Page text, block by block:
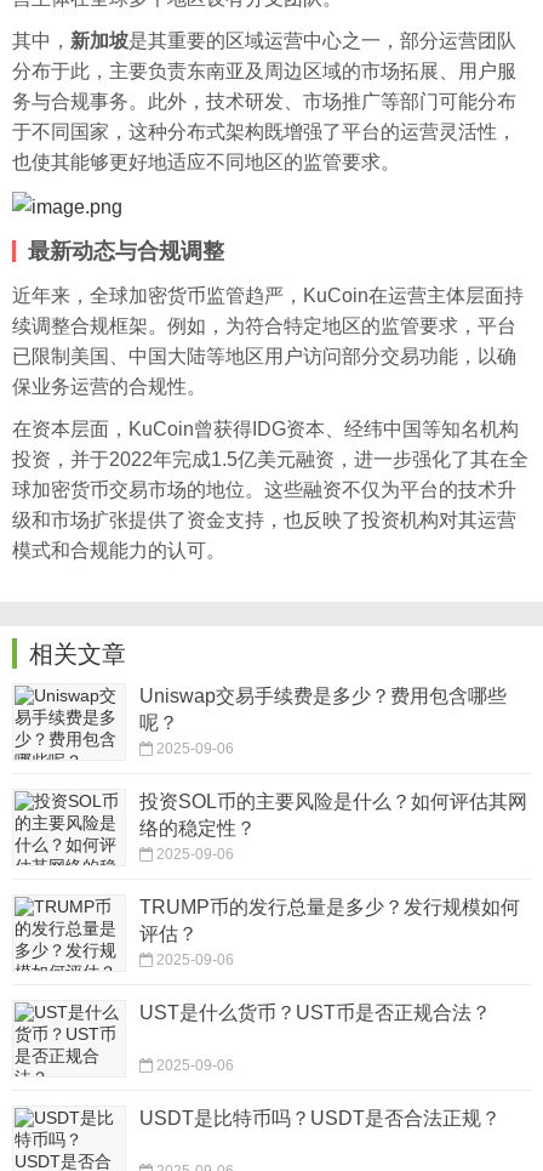
其中， 新加坡是其重要的区域运营中心之一，部分运营团队
分布于此，主要负责东南亚及周边区域的市场拓展、用户服
务与合规事务。此外，技术研发、市场推广等部门可能分布
于不同国家，这种分布式架构既增强了平台的运营灵活性，
也使其能够更好地适应不同地区的监管要求。
最新动态与合规调整
近年来，全球加密货币监管趋严，KuCoin在运营主体层面持
续调整合规框架。例如，为符合特定地区的监管要求，平台
已限制美国、中国大陆等地区用户访问部分交易功能，以确
保业务运营的合规性。
在资本层面，KuCoin曾获得IDG资本、经纬中国等知名机构
投资，并于2022年完成1.5亿美元融资，进一步强化了其在全
球加密货币交易市场的地位。这些融资不仅为平台的技术升
级和市场扩张提供了资金支持，也反映了投资机构对其运营
模式和合规能力的认可。
相关文章
Uniswap交易手续费是多少？费用包含哪些
呢？
2025-09-06
投资SOL币的主要风险是什么？如何评估其网
络的稳定性？
2025-09-06
TRUMP币的发行总量是多少？发行规模如何
评估？
2025-09-06
UST是什么货币？UST币是否正规合法？
2025-09-06
USDT是比特币吗？USDT是否合法正规？